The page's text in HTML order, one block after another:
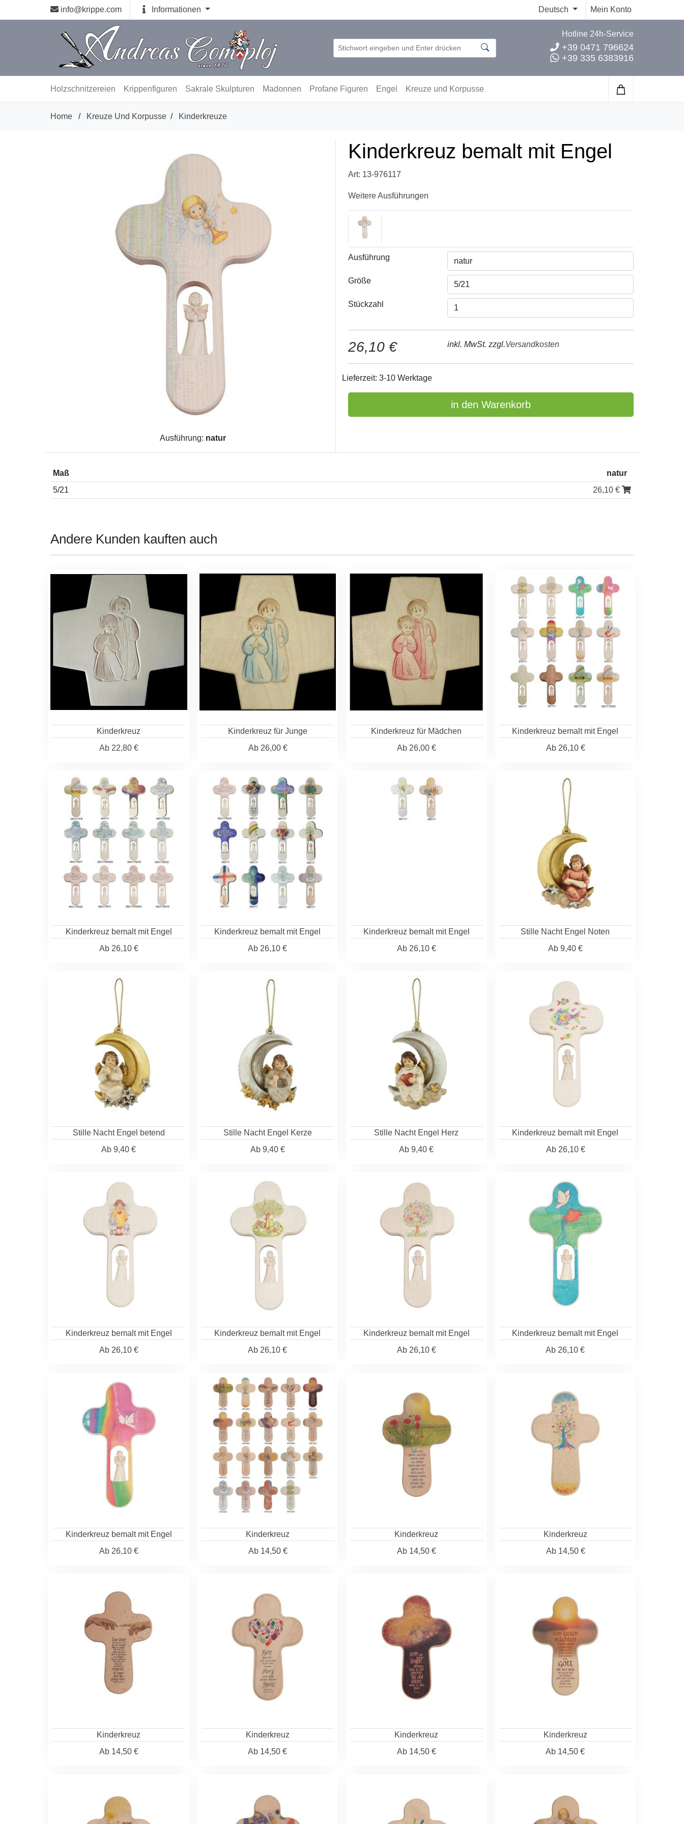
info@krippe.com Informationen Deutsch Mein Konto
Hotline 24h-Service
+39 0471 796624
+39 335 6383916
Holzschnitzereien Krippenfiguren Sakrale Skulpturen Madonnen Profane Figuren Engel Kreuze und Korpusse
Home / Kreuze Und Korpusse / Kinderkreuze
Ausführung: natur
Kinderkreuz bemalt mit Engel
Art: 13-976117
Weitere Ausführungen
Ausführung
Größe
Stückzahl
26,10 € inkl. MwSt. zzgl.Versandkosten
Lieferzeit: 3-10 Werktage
in den Warenkorb
Maß
natur
5/21
26,10 €
Andere Kunden kauften auch
Kinderkreuz
Ab22,80 €
Kinderkreuz für Junge
Ab26,00 €
Kinderkreuz für Mädchen
Ab26,00 €
Kinderkreuz bemalt mit Engel
Ab26,10 €
Kinderkreuz bemalt mit Engel
Ab26,10 €
Kinderkreuz bemalt mit Engel
Ab 26,10 €
Kinderkreuz bemalt mit Engel
Ab26,10 €
Stille Nacht Engel Noten
Ab9,40 €
Stille Nacht Engel betend
Ab 9,40 €
Stille Nacht Engel Kerze
Ab9,40 €
Stille Nacht Engel Herz
Ab 9,40 €
Kinderkreuz bemalt mit Engel
Ab26,10 €
Kinderkreuz bemalt mit Engel
Ab26,10 €
Kinderkreuz bemalt mit Engel
Ab 26,10 €
Kinderkreuz bemalt mit Engel
Ab26,10 €
Kinderkreuz bemalt mit Engel
Ab 26,10 €
Kinderkreuz bemalt mit Engel
Ab26,10 €
Kinderkreuz
Ab14,50 €
Kinderkreuz
Ab14,50 €
Kinderkreuz
Ab14,50 €
Kinderkreuz
Ab14,50 €
Kinderkreuz
Ab 14,50 €
Kinderkreuz
Ab14,50 €
Kinderkreuz
Ab 14,50 €